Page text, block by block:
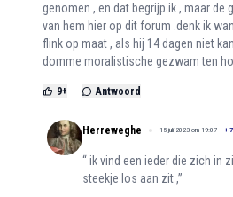
genomen , en dat begrijp ik , maar
van hem hier op dit forum .denk ik
flink op maat , als hij 14 dagen niet
domme moralistische gezwam ten
9+ Antwoord
Herreweghe 15 juli 2023 om 19:07 +
“ ik vind een ieder die zich in
steekje los aan zit ,”